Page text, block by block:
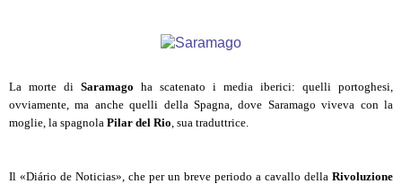
La morte di Saramago ha scatenato i media iberici: quelli portoghesi,
ovviamente, ma anche quelli della Spagna, dove Saramago viveva con la
moglie, la spagnola Pilar del Rio , sua traduttrice.
Il «Diário de Noticias», che per un breve periodo a cavallo della Rivoluzione